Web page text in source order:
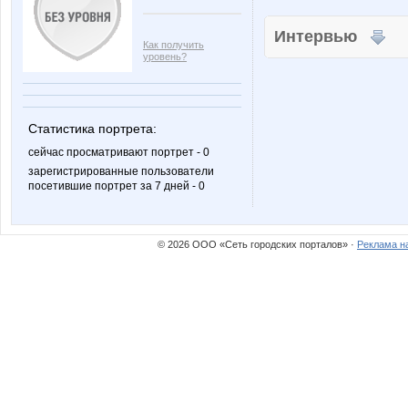
Как получить
уровень?
Статистика портрета:
сейчас просматривают портрет - 0
зарегистрированные пользователи
посетившие портрет за 7 дней - 0
Интервью
© 2026 ООО «Сеть городских порталов» · Реклама